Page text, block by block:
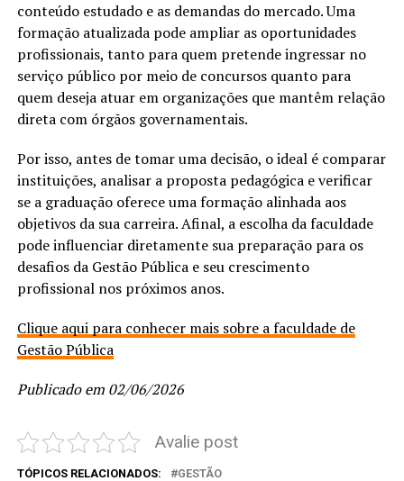
conteúdo estudado e as demandas do mercado. Uma
formação atualizada pode ampliar as oportunidades
profissionais, tanto para quem pretende ingressar no
serviço público por meio de concursos quanto para
quem deseja atuar em organizações que mantêm relação
direta com órgãos governamentais.
Por isso, antes de tomar uma decisão, o ideal é comparar
instituições, analisar a proposta pedagógica e verificar
se a graduação oferece uma formação alinhada aos
objetivos da sua carreira. Afinal, a escolha da faculdade
pode influenciar diretamente sua preparação para os
desafios da Gestão Pública e seu crescimento
profissional nos próximos anos.
Clique aqui para conhecer mais sobre a faculdade de
Gestão Pública
Publicado em 02/06/2026
Avalie post
TÓPICOS RELACIONADOS: GESTÃO